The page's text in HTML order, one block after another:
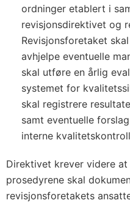
ordninger etablert i
revisjonsdirektivet og
Revisjonsforetaket
avhjelpe eventuelle
skal utføre en årlig
systemet for
skal registrere
samt eventuelle
interne
Direktivet krever videre
prosedyrene skal
revisjonsforetakets